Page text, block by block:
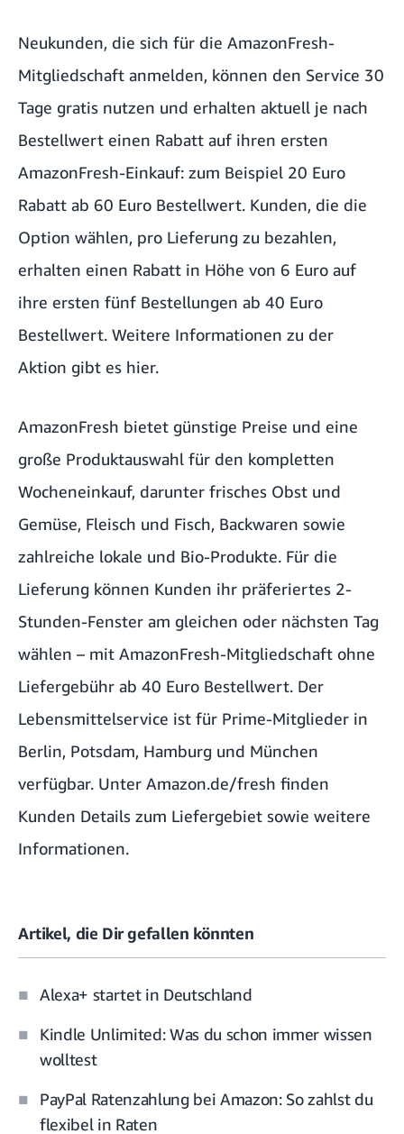
Neukunden, die sich für die AmazonFresh-
Mitgliedschaft anmelden, können den Service 30
Tage gratis nutzen und erhalten aktuell je nach
Bestellwert einen Rabatt auf ihren ersten
AmazonFresh-Einkauf: zum Beispiel 20 Euro
Rabatt ab 60 Euro Bestellwert. Kunden, die die
Option wählen, pro Lieferung zu bezahlen,
erhalten einen Rabatt in Höhe von 6 Euro auf
ihre ersten fünf Bestellungen ab 40 Euro
Bestellwert. Weitere Informationen zu der
Aktion gibt es hier.
AmazonFresh bietet günstige Preise und eine
große Produktauswahl für den kompletten
Wocheneinkauf, darunter frisches Obst und
Gemüse, Fleisch und Fisch, Backwaren sowie
zahlreiche lokale und Bio-Produkte. Für die
Lieferung können Kunden ihr präferiertes 2-
Stunden-Fenster am gleichen oder nächsten Tag
wählen – mit AmazonFresh-Mitgliedschaft ohne
Liefergebühr ab 40 Euro Bestellwert. Der
Lebensmittelservice ist für Prime-Mitglieder in
Berlin, Potsdam, Hamburg und München
verfügbar. Unter Amazon.de/fresh finden
Kunden Details zum Liefergebiet sowie weitere
Informationen.
Artikel, die Dir gefallen könnten
Alexa+ startet in Deutschland
Kindle Unlimited: Was du schon immer wissen
wolltest
PayPal Ratenzahlung bei Amazon: So zahlst du
flexibel in Raten